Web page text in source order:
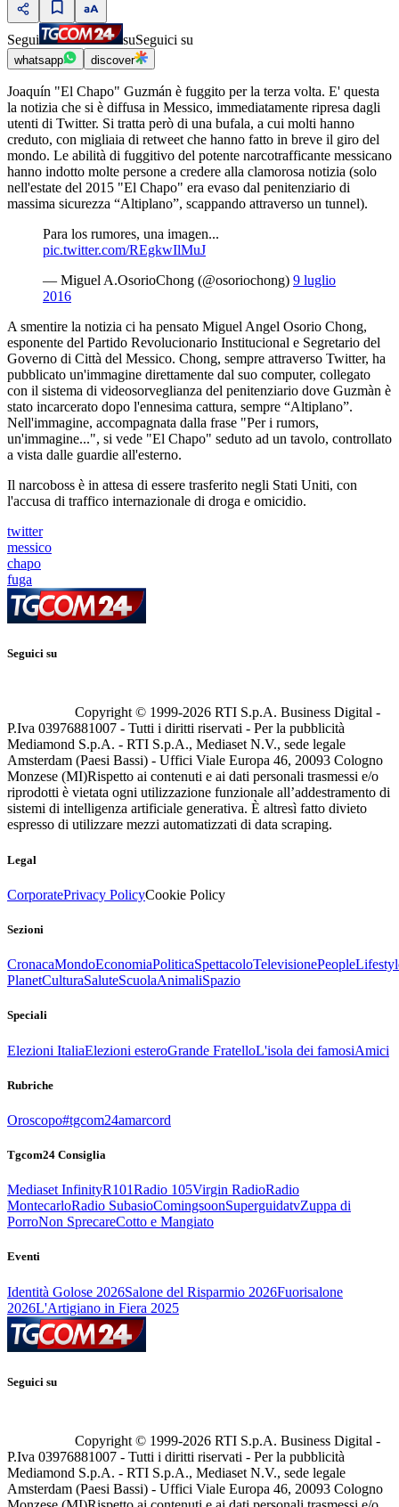
Segui suSeguici su
whatsapp discover
Joaquín "El Chapo" Guzmán è fuggito per la terza volta. E' questa
la notizia che si è diffusa in Messico, immediatamente ripresa dagli
utenti di Twitter. Si tratta però di una bufala, a cui molti hanno
creduto, con migliaia di retweet che hanno fatto in breve il giro del
mondo. Le abilità di fuggitivo del potente narcotrafficante messicano
hanno indotto molte persone a credere alla clamorosa notizia (solo
nell'estate del 2015 "El Chapo" era evaso dal penitenziario di
massima sicurezza “Altiplano”, scappando attraverso un tunnel).
Para los rumores, una imagen...
pic.twitter.com/REgkwIlMuJ
— Miguel A.OsorioChong (@osoriochong) 9 luglio
2016
A smentire la notizia ci ha pensato Miguel Angel Osorio Chong,
esponente del Partido Revolucionario Institucional e Segretario del
Governo di Città del Messico. Chong, sempre attraverso Twitter, ha
pubblicato un'immagine direttamente dal suo computer, collegato
con il sistema di videosorveglianza del penitenziario dove Guzmàn è
stato incarcerato dopo l'ennesima cattura, sempre “Altiplano”.
Nell'immagine, accompagnata dalla frase "Per i rumors,
un'immagine...", si vede "El Chapo" seduto ad un tavolo, controllato
a vista dalle guardie all'esterno.
Il narcoboss è in attesa di essere trasferito negli Stati Uniti, con
l'accusa di traffico internazionale di droga e omicidio.
twitter
messico
chapo
fuga
Seguici su
Copyright © 1999-2026 RTI S.p.A. Business Digital -
P.Iva 03976881007 - Tutti i diritti riservati - Per la pubblicità
Mediamond S.p.A. - RTI S.p.A., Mediaset N.V., sede legale
Amsterdam (Paesi Bassi) - Uffici Viale Europa 46, 20093 Cologno
Monzese (MI)Rispetto ai contenuti e ai dati personali trasmessi e/o
riprodotti è vietata ogni utilizzazione funzionale all’addestramento di
sistemi di intelligenza artificiale generativa. È altresì fatto divieto
espresso di utilizzare mezzi automatizzati di data scraping.
Legal
CorporatePrivacy PolicyCookie Policy
Sezioni
CronacaMondoEconomiaPoliticaSpettacoloTelevisionePeople
PlanetCulturaSaluteScuolaAnimaliSpazio
Speciali
Elezioni ItaliaElezioni esteroGrande FratelloL'isola dei famosiAmici
Rubriche
Oroscopo#tgcom24amarcord
Tgcom24 Consiglia
Mediaset InfinityR101Radio 105Virgin RadioRadio
MontecarloRadio SubasioComingsoonSuperguidatvZuppa di
PorroNon SprecareCotto e Mangiato
Eventi
Identità Golose 2026Salone del Risparmio 2026Fuorisalone
2026L'Artigiano in Fiera 2025
Seguici su
Copyright © 1999-2026 RTI S.p.A. Business Digital -
P.Iva 03976881007 - Tutti i diritti riservati - Per la pubblicità
Mediamond S.p.A. - RTI S.p.A., Mediaset N.V., sede legale
Amsterdam (Paesi Bassi) - Uffici Viale Europa 46, 20093 Cologno